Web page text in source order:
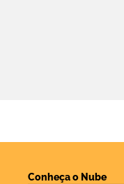
Conheça o Nube